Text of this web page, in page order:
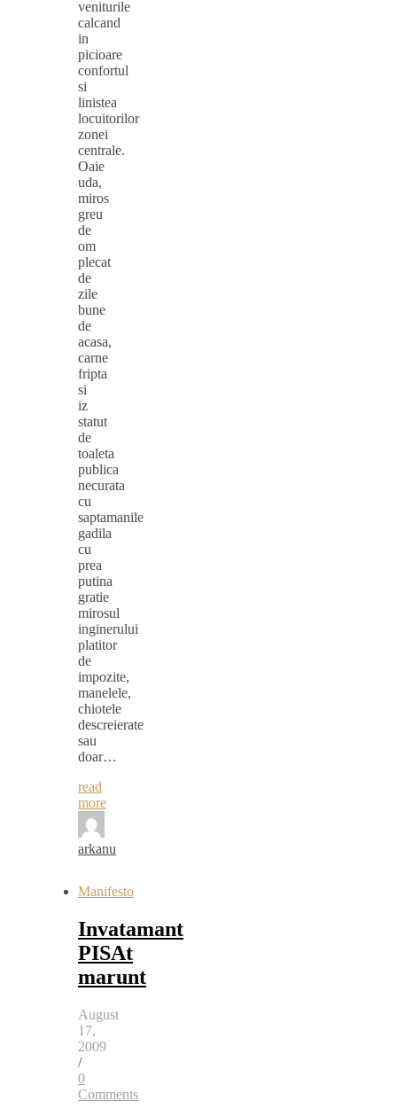
veniturile
calcand
in
picioare
confortul
si
linistea
locuitorilor
zonei
centrale.
Oaie
uda,
miros
greu
de
om
plecat
de
zile
bune
de
acasa,
carne
fripta
si
iz
statut
de
toaleta
publica
necurata
cu
saptamanile
gadila
cu
prea
putina
gratie
mirosul
inginerului
platitor
de
impozite,
manelele,
chiotele
descreierate
sau
doar…
read
more
arkanu
Manifesto
Invatamant
PISAt
marunt
August
17,
2009
/
0
Comments